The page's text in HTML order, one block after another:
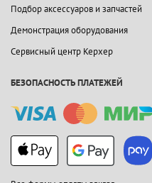
Подбор аксессуаров и запчастей
Демонстрация оборудования
Сервисный центр Керхер
БЕЗОПАСНОСТЬ ПЛАТЕЖЕЙ